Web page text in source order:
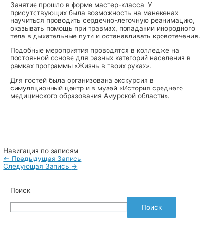
Занятие прошло в форме мастер-класса. У
присутствующих была возможность на манекенах
научиться проводить сердечно-легочную реанимацию,
оказывать помощь при травмах, попадании инородного
тела в дыхательные пути и останавливать кровотечения.
Подобные мероприятия проводятся в колледже на
постоянной основе для разных категорий населения в
рамках программы «Жизнь в твоих руках».
Для гостей была организована экскурсия в
симуляционный центр и в музей «История среднего
медицинского образования Амурской области».
Навигация по записям
← Предыдущая Запись
Следующая Запись →
Поиск
Поиск